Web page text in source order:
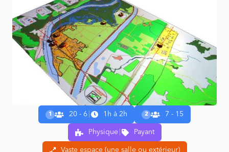
1 20 - 6 1h à 2h 2 7 - 15
Physique Payant
Vaste espace (une salle ou extérieur)